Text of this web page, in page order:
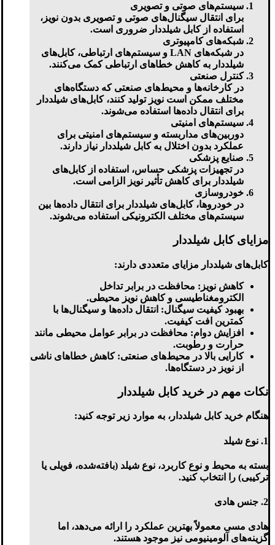
سیستم‌های صوتی و تصویری
برای انتقال سیگنال‌های صوتی و تصویری بدون نویز،
استفاده از کابل شیلددار ضروری است.
شبکه‌های کامپیوتری
در شبکه‌های LAN و سیستم‌های ارتباطی، کابل‌های
شیلددار به کاهش خطاهای ارتباطی کمک می‌کنند.
کنترل صنعتی
در کارخانه‌ها و محیط‌های صنعتی که دستگاه‌های
مختلف ممکن است نویز تولید کنند، کابل‌های شیلددار
برای انتقال داده‌ها استفاده می‌شوند.
سیستم‌های امنیتی
دوربین‌های مداربسته و سیستم‌های امنیتی برای
عملکرد بدون اختلال به کابل شیلددار نیاز دارند.
صنایع پزشکی
در تجهیزات پزشکی حساس، استفاده از کابل‌های
شیلددار برای کاهش تأثیر نویز الزامی است.
خودرو‌سازی
در خودروها، کابل‌های شیلددار برای انتقال داده‌ها بین
سیستم‌های مختلف الکترونیکی استفاده می‌شوند.
مزایای کابل شیلددار
کابل‌های شیلددار مزایای متعددی دارند:
کاهش نویز : محافظت در برابر تداخل
الکترومغناطیسی و کاهش نویز محیطی.
بهبود کیفیت سیگنال: انتقال داده‌ها و سیگنال‌ها با
کمترین افت کیفیت.
افزایش دوام: محافظت در برابر عوامل محیطی مانند
حرارت و رطوبت.
کارایی بالا در محیط‌های صنعتی: کاهش خطاهای ناشی
از نویز در دستگاه‌ها.
نکات مهم در خرید کابل شیلددار
هنگام خرید کابل شیلددار، به موارد زیر توجه کنید:
1. نوع شیلد
بسته به محیط و نوع کاربرد، نوع شیلد (بافته‌شده، فویلی یا
ترکیبی) را انتخاب کنید.
2. جنس هادی
هادی مسی معمولاً بهترین عملکرد را ارائه می‌دهد، اما
گزینه‌های آلومینیومی نیز موجود هستند.